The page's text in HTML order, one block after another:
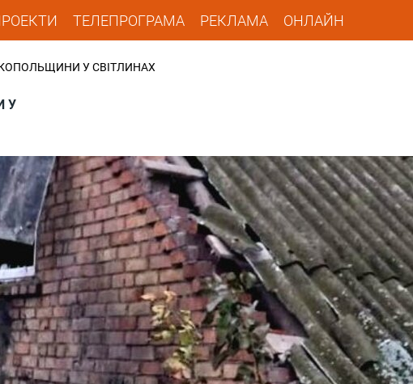
ТЕЛЕПРОГРАМА РЕКЛАМА ОНЛАЙН
У СВІТЛИНАХ
У